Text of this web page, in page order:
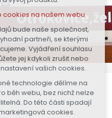
anonymizované
návštěvnosti
cookies (Google)
cookies na našem webu
všechny cookies
vše
na našem webu
bude naše společnost,
partneři, se kterými
Vyjádření souhlasu
jej kdykoli zrušit nebo
vašich cookies.
technologie dělíme na
běh webu, bez nichž nelze
Do této části spadají
cookies.